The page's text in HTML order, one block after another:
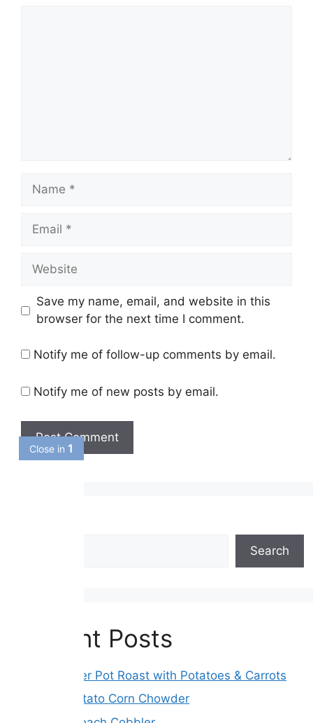
Name
Email
Website
Save my name, email, and website in this
browser for the next time I comment.
Notify me of follow-up comments by email.
Notify me of new posts by email.
Search
Recent Posts
Slow Cooker Pot Roast with Potatoes & Carrots
Creamy Potato Corn Chowder